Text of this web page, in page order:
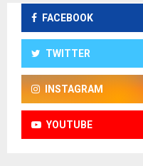
FACEBOOK
TWITTER
INSTAGRAM
YOUTUBE